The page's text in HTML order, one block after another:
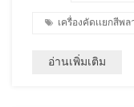
ความไวสูง แผ่นพื้นหลั
เครื่องคัดเเยกสีพ
อ่านเพิ่มเติม